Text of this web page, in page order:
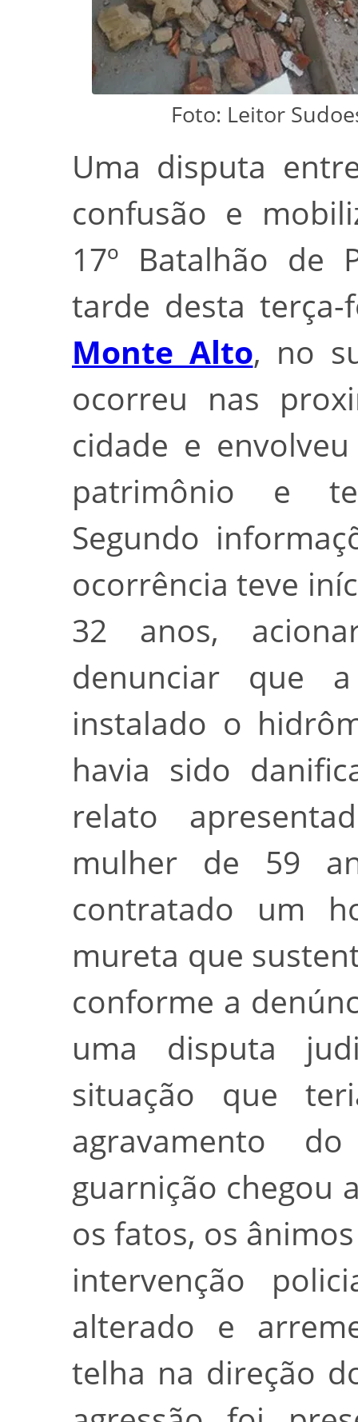
Foto: Leitor
Uma disputa
confusão e
17º Batalhão de
tarde desta
Monte Alto, no
ocorreu nas
cidade e
patrimônio e
Segundo
ocorrência teve
32 anos,
denunciar que
instalado o
havia sido
relato
mulher de 59
contratado um
mureta que
conforme a
uma disputa
situação que
agravamento
guarnição chegou
os fatos, os
intervenção
alterado e
telha na direção